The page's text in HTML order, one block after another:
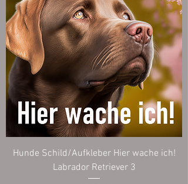
Hunde Schild/Aufkleber Hier wache ich!
Labrador Retriever 3